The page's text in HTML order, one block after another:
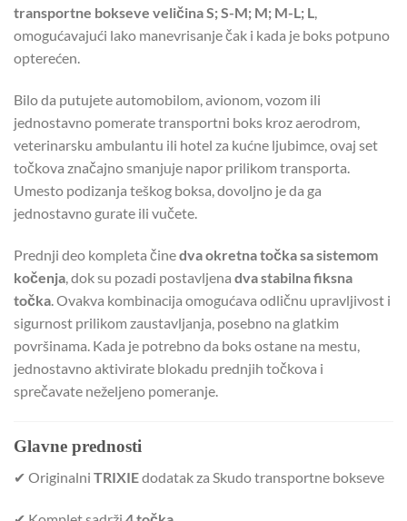
transportne bokseve veličina S; S-M; M; M-L; L,
omogućavajući lako manevrisanje čak i kada je boks potpuno
opterećen.
Bilo da putujete automobilom, avionom, vozom ili
jednostavno pomerate transportni boks kroz aerodrom,
veterinarsku ambulantu ili hotel za kućne ljubimce, ovaj set
točkova značajno smanjuje napor prilikom transporta.
Umesto podizanja teškog boksa, dovoljno je da ga
jednostavno gurate ili vučete.
Prednji deo kompleta činedva okretna točka sa sistemom
kočenja , dok su pozadi postavljena dva stabilna fiksna
točka . Ovakva kombinacija omogućava odličnu upravljivost i
sigurnost prilikom zaustavljanja, posebno na glatkim
površinama. Kada je potrebno da boks ostane na mestu,
jednostavno aktivirate blokadu prednjih točkova i
sprečavate neželjeno pomeranje.
Glavne prednosti
✔ Originalni TRIXIEdodatak za Skudo transportne bokseve